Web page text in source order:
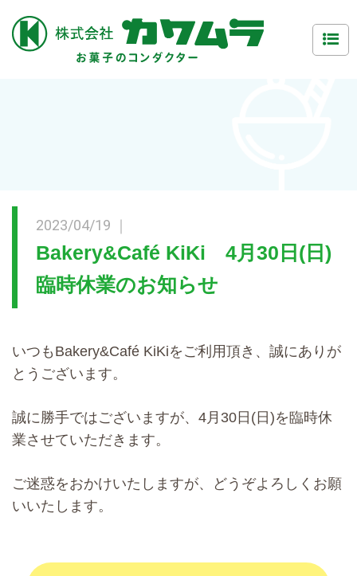
2023/04/19 ｜
Bakery&Café KiKi 4月30日(日)
臨時休業のお知らせ
いつもBakery&Café KiKiをご利用頂き、誠にありが
とうございます。
誠に勝手ではございますが、4月30日(日)を臨時休
業させていただきます。
ご迷惑をおかけいたしますが、どうぞよろしくお願
いいたします。